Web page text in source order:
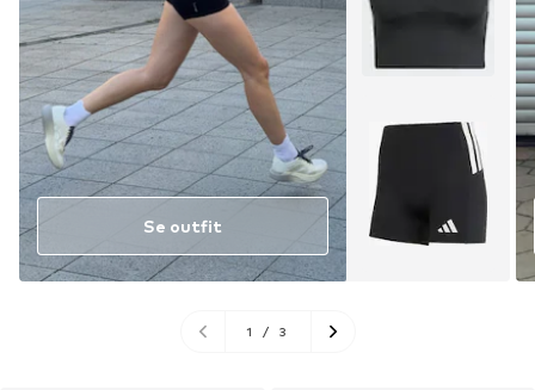
Se outfit
1 / 3